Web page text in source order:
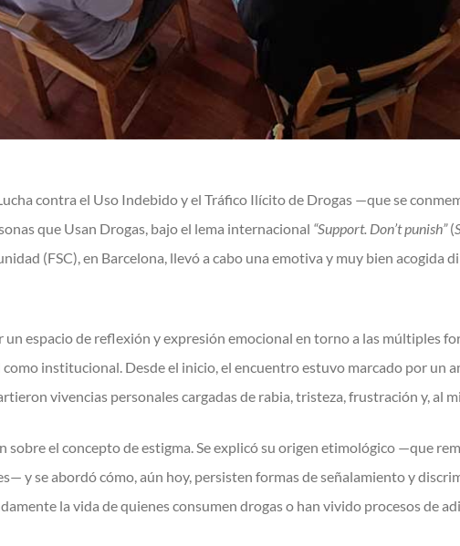
contra el Uso Indebido y el Tráfico Ilícito de Drogas —que se
que Usan Drogas, bajo el lema internacional “Support. Don’t punish”(
(FSC), en Barcelona, llevó a cabo una emotiva y muy bien acogida
espacio de reflexión y expresión emocional en torno a las múltiples
institucional. Desde el inicio, el encuentro estuvo marcado por un
vivencias personales cargadas de rabia, tristeza, frustración y, al
sobre el concepto de estigma. Se explicó su origen etimológico —que
y se abordó cómo, aún hoy, persisten formas de señalamiento y
la vida de quienes consumen drogas o han vivido procesos de